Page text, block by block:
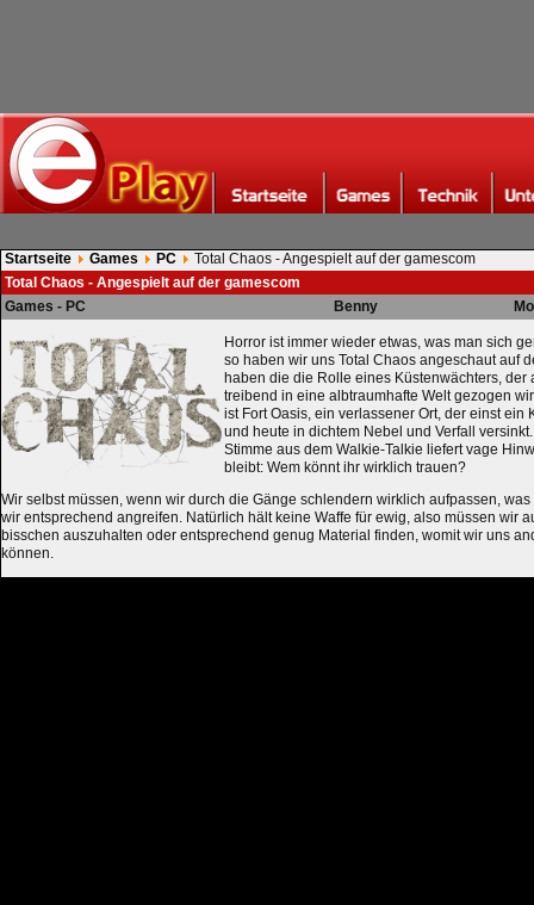
Startseite Games PC
Total Chaos - Angespielt auf der gamescom
Total Chaos - Angespielt auf der gamescom
Games - PC
Benny
Horror ist immer wieder etwas, was man sich
so haben wir uns Total Chaos angeschaut auf
haben die die Rolle eines Küstenwächters, der
treibend in eine albtraumhafte Welt gezogen
ist Fort Oasis, ein verlassener Ort, der einst ein
und heute in dichtem Nebel und Verfall
Stimme aus dem Walkie-Talkie liefert vage
bleibt: Wem könnt ihr wirklich trauen?
Wir selbst müssen, wenn wir durch die Gänge schlendern wirklich aufpassen,
wir entsprechend angreifen. Natürlich hält keine Waffe für ewig, also müssen wir
bisschen auszuhalten oder entsprechend genug Material finden, womit wir uns
können.